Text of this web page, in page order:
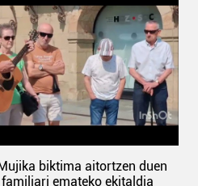
biktima aitortzen duen
emateko ekitaldia